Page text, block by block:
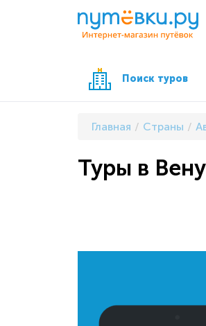
Поиск туров
Главная Страны
Туры в